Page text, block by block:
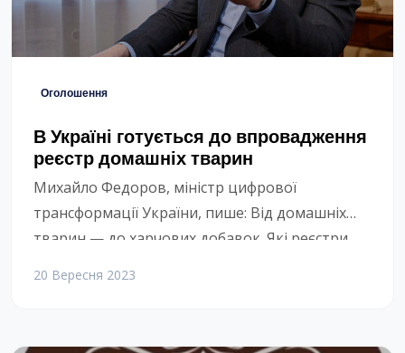
Оголошення
В Україні готується до впровадження
реєстр домашніх тварин
Михайло Федоров, міністр цифрової
трансформації України, пише: Від домашніх
тварин — до харчових добавок. Які реєстри
Дія.Engine — простий та зручний інструмент
20 Вересня 2023